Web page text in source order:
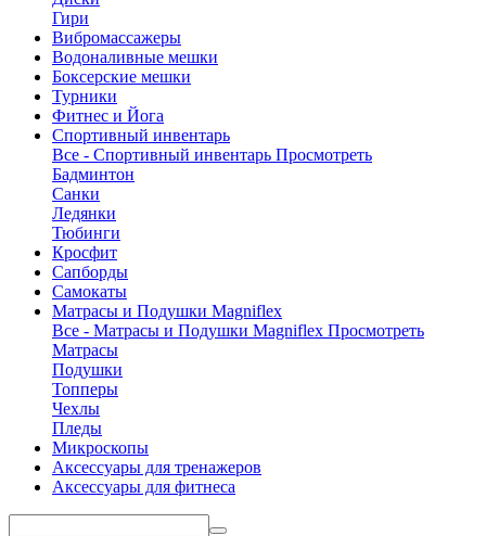
Гири
Вибромассажеры
Водоналивные мешки
Боксерские мешки
Турники
Фитнес и Йога
Спортивный инвентарь
Все - Спортивный инвентарь Просмотреть
Бадминтон
Санки
Ледянки
Тюбинги
Кросфит
Сапборды
Самокаты
Матрасы и Подушки Magniflex
Все - Матрасы и Подушки Magniflex Просмотреть
Матрасы
Подушки
Топперы
Чехлы
Пледы
Микроскопы
Аксессуары для тренажеров
Аксессуары для фитнеса